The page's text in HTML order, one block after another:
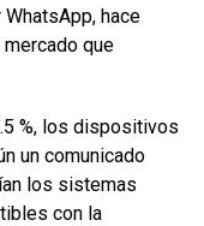
hace
que
%, los dispositivos
un comunicado
los sistemas
con la